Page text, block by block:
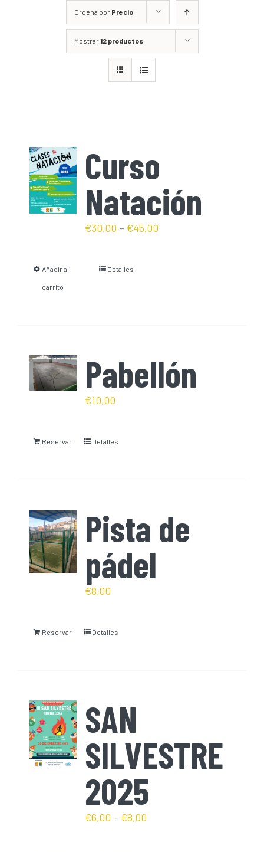
Ordena por Precio
Mostrar12 productos
Curso
Natación
€30,00 – €45,00
Añadir al
carrito
Detalles
Pabellón
€10,00
Reservar Detalles
Pista de
pádel
€8,00
Reservar Detalles
SAN
SILVESTRE
2025
€6,00 – €8,00